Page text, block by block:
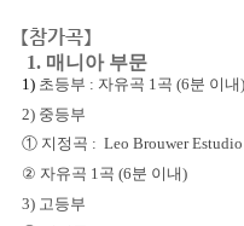
【참가곡】
1. 매니아 부문
1) 초등부 : 자유곡 1곡 (6분 이내)
2) 중등부
​① 지정곡 : Leo Brouwer
② 자유곡 1곡 (6분 이내)
3) 고등부